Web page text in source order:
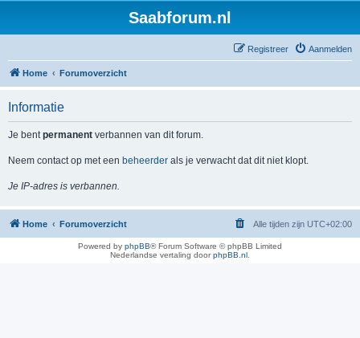
Saabforum.nl
Aanmelden
Registreer
Home Forumoverzicht
Informatie
Je bentpermanent verbannen van dit forum.
Neem contact op met een beheerder als je verwacht dat dit niet klopt.
Je IP-adres is verbannen.
Home Forumoverzicht Alle tijden zijn UTC+02:00
Powered by phpBB® Forum Software © phpBB Limited
Nederlandse vertaling doorphpBB.nl